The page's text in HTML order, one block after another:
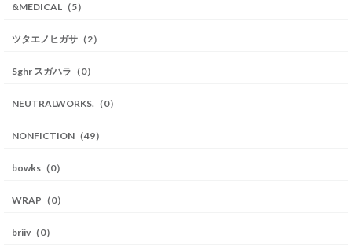
&MEDICAL（5）
ツタエノヒガサ（2）
Sghr スガハラ（0）
NEUTRALWORKS.（0）
NONFICTION（49）
bowks（0）
WRAP（0）
briiv（0）